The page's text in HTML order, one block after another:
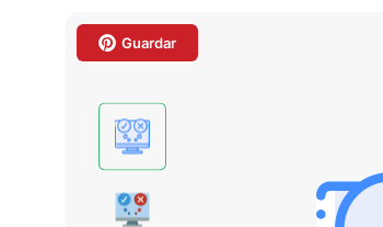
Guardar